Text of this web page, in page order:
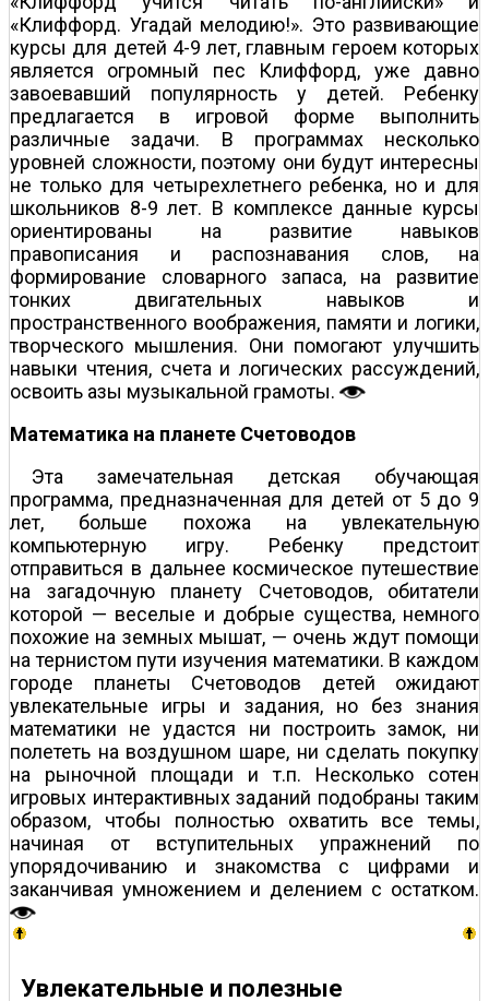
«Клиффорд. Угадай мелодию!». Это развивающие
курсы для детей 4-9 лет, главным героем которых
является огромный пес Клиффорд, уже давно
завоевавший популярность у детей. Ребенку
предлагается в игровой форме выполнить
различные задачи. В программах несколько
уровней сложности, поэтому они будут интересны
не только для четырехлетнего ребенка, но и для
школьников 8-9 лет. В комплексе данные курсы
ориентированы на развитие навыков
правописания и распознавания слов, на
формирование словарного запаса, на развитие
тонких двигательных навыков и
пространственного воображения, памяти и логики,
творческого мышления. Они помогают улучшить
навыки чтения, счета и логических рассуждений,
освоить азы музыкальной грамоты.
Математика на планете Счетоводов
Эта замечательная детская обучающая
программа, предназначенная для детей от 5 до 9
лет, больше похожа на увлекательную
компьютерную игру. Ребенку предстоит
отправиться в дальнее космическое путешествие
на загадочную планету Счетоводов, обитатели
которой — веселые и добрые существа, немного
похожие на земных мышат, — очень ждут помощи
на тернистом пути изучения математики. В каждом
городе планеты Счетоводов детей ожидают
увлекательные игры и задания, но без знания
математики не удастся ни построить замок, ни
полететь на воздушном шаре, ни сделать покупку
на рыночной площади и т.п. Несколько сотен
игровых интерактивных заданий подобраны таким
образом, чтобы полностью охватить все темы,
начиная от вступительных упражнений по
упорядочиванию и знакомства с цифрами и
заканчивая умножением и делением с остатком.
Увлекательные и полезные